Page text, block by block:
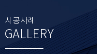
시공사례
GALLERY